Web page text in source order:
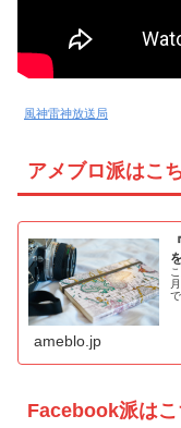
風神雷神放送局
アメブロ派はこ
ameblo.jp
Facebook派はこ